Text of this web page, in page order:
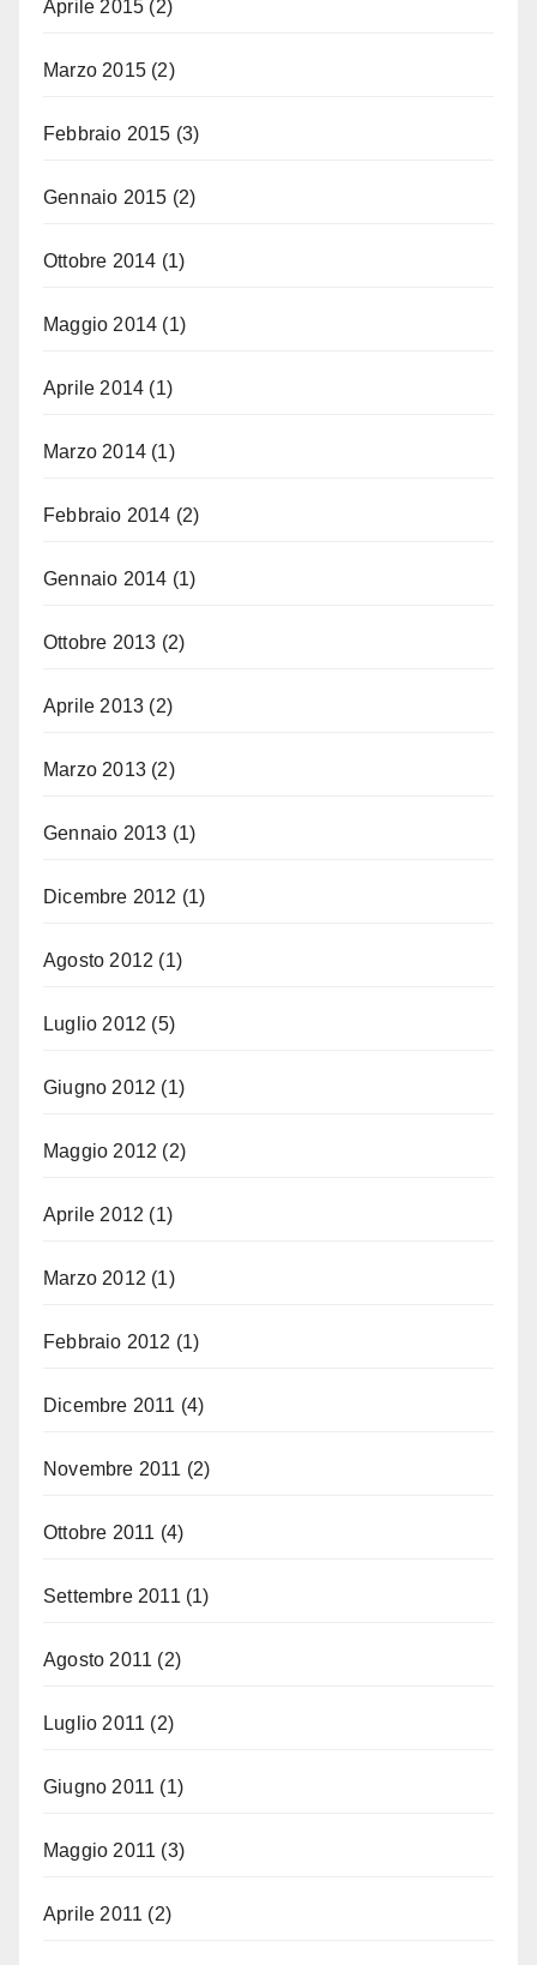
Aprile 2015 (2)
Marzo 2015 (2)
Febbraio 2015 (3)
Gennaio 2015 (2)
Ottobre 2014 (1)
Maggio 2014 (1)
Aprile 2014 (1)
Marzo 2014 (1)
Febbraio 2014 (2)
Gennaio 2014 (1)
Ottobre 2013 (2)
Aprile 2013 (2)
Marzo 2013 (2)
Gennaio 2013 (1)
Dicembre 2012 (1)
Agosto 2012 (1)
Luglio 2012 (5)
Giugno 2012 (1)
Maggio 2012 (2)
Aprile 2012 (1)
Marzo 2012 (1)
Febbraio 2012 (1)
Dicembre 2011 (4)
Novembre 2011 (2)
Ottobre 2011 (4)
Settembre 2011 (1)
Agosto 2011 (2)
Luglio 2011 (2)
Giugno 2011 (1)
Maggio 2011 (3)
Aprile 2011 (2)